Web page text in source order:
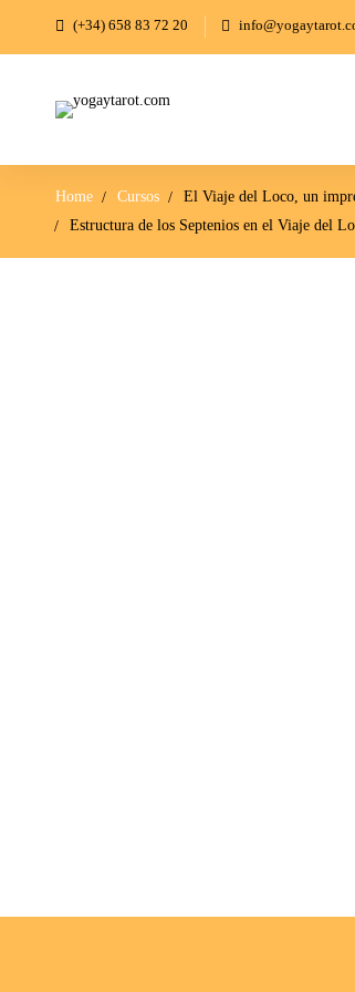
(+34) 658 83 72 20
Home Cursos El Viaje del Loco, un
Estructura de los Septenios en el Viaje del